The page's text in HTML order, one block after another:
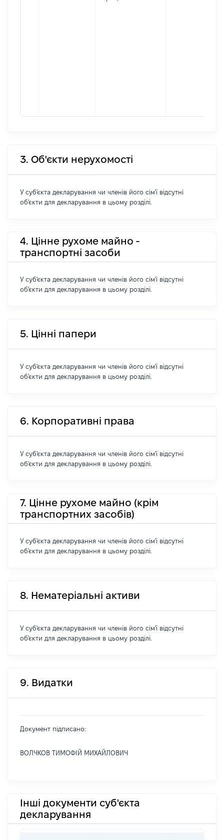
3. Об'єкти нерухомості
У суб'єкта декларування чи членів його сім'ї відсутні
об'єкти для декларування в цьому розділі.
4. Цінне рухоме майно -
транспортні засоби
У суб'єкта декларування чи членів його сім'ї відсутні
об'єкти для декларування в цьому розділі.
5. Цінні папери
У суб'єкта декларування чи членів його сім'ї відсутні
об'єкти для декларування в цьому розділі.
6. Корпоративні права
У суб'єкта декларування чи членів його сім'ї відсутні
об'єкти для декларування в цьому розділі.
7. Цінне рухоме майно (крім
транспортних засобів)
У суб'єкта декларування чи членів його сім'ї відсутні
об'єкти для декларування в цьому розділі.
8. Нематеріальні активи
У суб'єкта декларування чи членів його сім'ї відсутні
об'єкти для декларування в цьому розділі.
9. Видатки
Документ підписано:
ВОЛЧКОВ ТИМОФІЙ МИХАЙЛОВИЧ
Інші документи суб'єкта
декларування